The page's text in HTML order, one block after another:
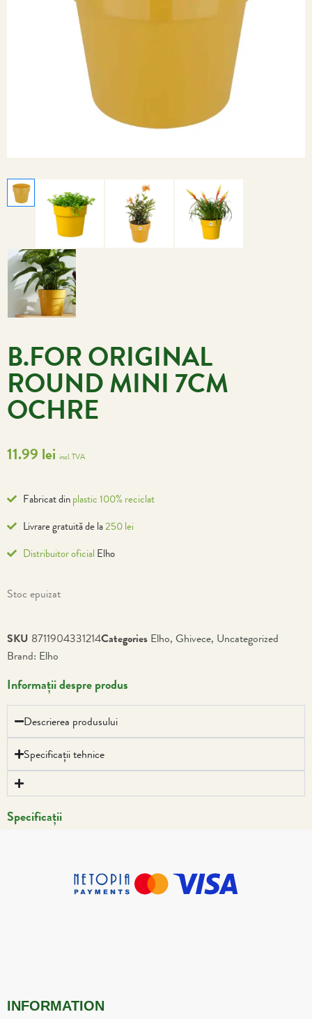
B.FOR ORIGINAL
ROUND MINI 7CM
OCHRE
11.99 lei incl. TVA
Fabricat dinplastic 100% reciclat
Livrare gratuită de la250 lei
Distribuitor oficial Elho
Stoc epuizat
SKU 8711904331214Categories Elho, Ghivece, Uncategorized
Brand: Elho
Informații despre produs
Descrierea produsului
Specificații tehnice
Specificații
INFORMATION